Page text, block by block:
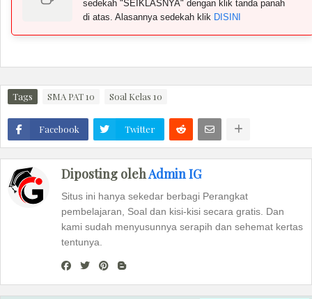
sedekah "SEIKLASNYA" dengan klik tanda panah
di atas. Alasannya sedekah klik DISINI
Tags SMA PAT 10 Soal Kelas 10
Facebook Twitter
Diposting olehAdmin IG
Situs ini hanya sekedar berbagi Perangkat
pembelajaran, Soal dan kisi-kisi secara gratis. Dan
kami sudah menyusunnya serapih dan sehemat kertas
tentunya.